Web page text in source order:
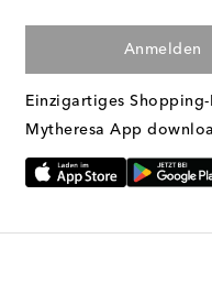
Anmelden
Einzigartiges Shopping-
Mytheresa App